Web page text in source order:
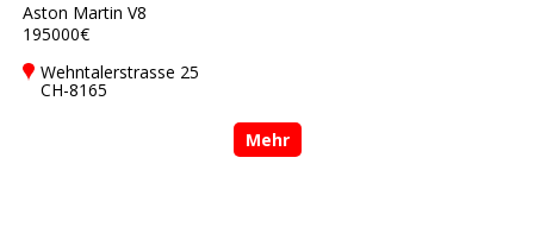
Aston Martin V8
195000€
Wehntalerstrasse 25
CH-8165
Mehr